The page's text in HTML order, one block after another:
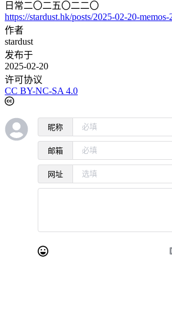
日常二〇二五〇二二〇
https://stardust.hk/posts/2025-02-20-
作者
stardust
发布于
2025-02-20
许可协议
CC BY-NC-SA 4.0
昵称
邮箱
网址